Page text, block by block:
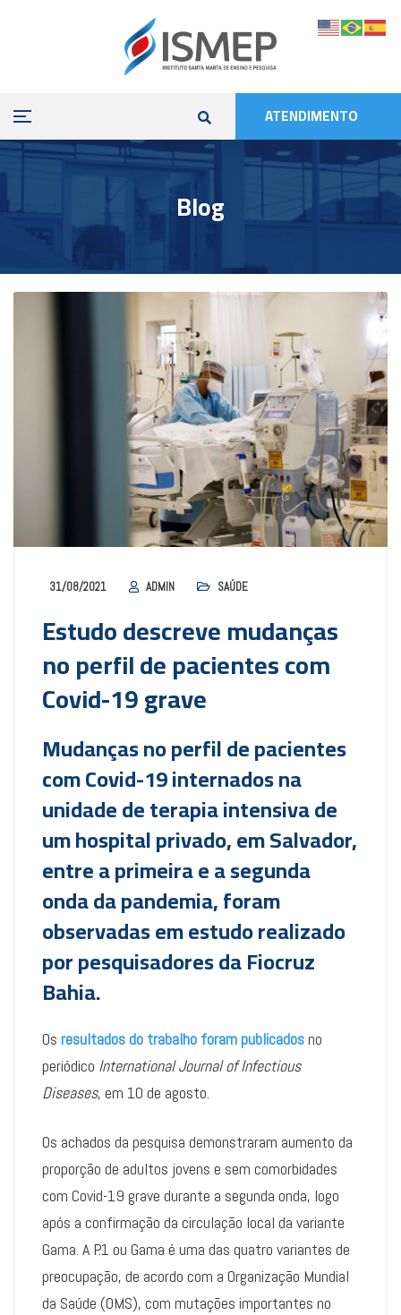
ATENDIMENTO
Blog
31/08/2021 ADMIN SAÚDE
Estudo descreve mudanças
no perfil de pacientes com
Covid-19 grave
Mudanças no perfil de pacientes
com Covid-19 internados na
unidade de terapia intensiva de
um hospital privado, em Salvador,
entre a primeira e a segunda
onda da pandemia, foram
observadas em estudo realizado
por pesquisadores da Fiocruz
Bahia.
Os resultados do trabalho foram publicadosno
periódico International Journal of Infectious
Diseases, em 10 de agosto.
Os achados da pesquisa demonstraram aumento da
proporção de adultos jovens e sem comorbidades
com Covid-19 grave durante a segunda onda, logo
após a confirmação da circulação local da variante
Gama. A P.1 ou Gama é uma das quatro variantes de
preocupação, de acordo com a Organização Mundial
da Saúde (OMS), com mutações importantes no